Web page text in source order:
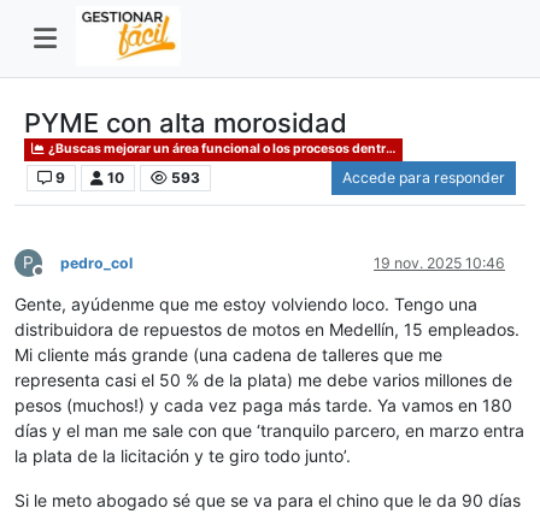
PYME con alta morosidad
¿Buscas mejorar un área funcional o los procesos dentro de un área organizativa?
9 10 593 Accede para responder
P
Desconectado
pedro_col 19 nov. 2025 10:46
Gente, ayúdenme que me estoy volviendo loco. Tengo una
distribuidora de repuestos de motos en Medellín, 15 empleados.
Mi cliente más grande (una cadena de talleres que me
representa casi el 50 % de la plata) me debe varios millones de
pesos (muchos!) y cada vez paga más tarde. Ya vamos en 180
días y el man me sale con que ‘tranquilo parcero, en marzo entra
la plata de la licitación y te giro todo junto’.
Si le meto abogado sé que se va para el chino que le da 90 días